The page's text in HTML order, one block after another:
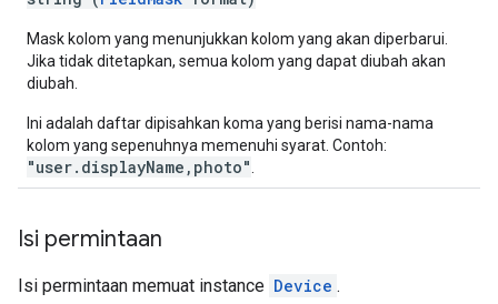
Mask kolom yang menunjukkan kolom yang akan diperbarui.
Jika tidak ditetapkan, semua kolom yang dapat diubah akan
diubah.
Ini adalah daftar dipisahkan koma yang berisi nama-nama
kolom yang sepenuhnya memenuhi syarat. Contoh:
"user.displayName,photo"
Isi permintaan
Isi permintaan memuat instance Device .